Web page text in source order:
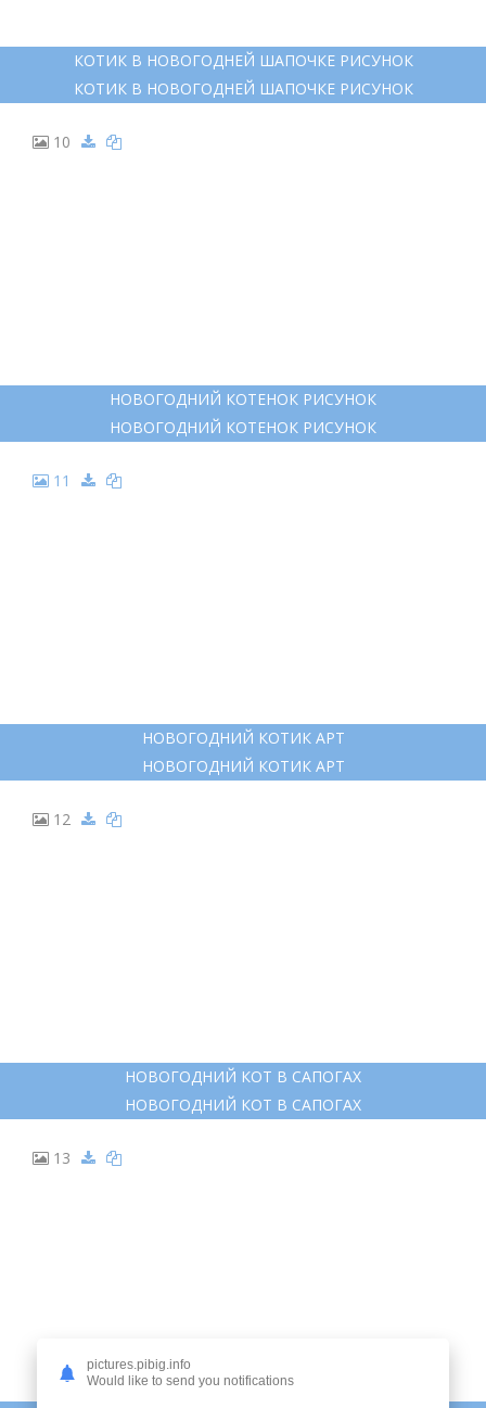
КОТИК В НОВОГОДНЕЙ ШАПОЧКЕ РИСУНОК
КОТИК В НОВОГОДНЕЙ ШАПОЧКЕ РИСУНОК
10
НОВОГОДНИЙ КОТЕНОК РИСУНОК
НОВОГОДНИЙ КОТЕНОК РИСУНОК
11
НОВОГОДНИЙ КОТИК АРТ
НОВОГОДНИЙ КОТИК АРТ
12
НОВОГОДНИЙ КОТ В САПОГАХ
НОВОГОДНИЙ КОТ В САПОГАХ
13
pictures.pibig.info
Would like to send you notifications